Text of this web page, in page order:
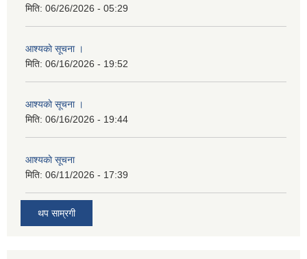
मिति: 06/26/2026 - 05:29
आश्यकाे सूचना ।
मिति: 06/16/2026 - 19:52
आश्यकाे सूचना ।
मिति: 06/16/2026 - 19:44
आश्यकाे सूचना
मिति: 06/11/2026 - 17:39
थप साम्रगी